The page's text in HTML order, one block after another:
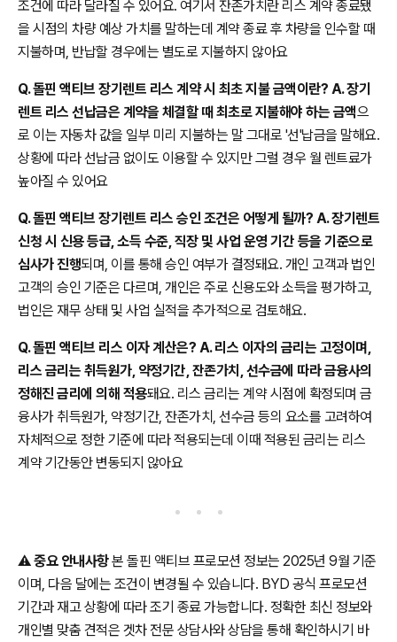
조건에 따라 달라질 수 있어요. 여기서 잔존가치란 리스 계약 종료됐
을 시점의 차량 예상 가치를 말하는데 계약 종료 후 차량을 인수할 때
지불하며, 반납할 경우에는 별도로 지불하지 않아요
Q. 돌핀 액티브 장기렌트 리스 계약 시 최초 지불 금액이란? A. 장기
렌트 리스 선납금은 계약을 체결할 때 최초로 지불해야 하는 금액으
로 이는 자동차 값을 일부 미리 지불하는 말 그대로 '선'납금을 말해요.
상황에 따라 선납금 없이도 이용할 수 있지만 그럴 경우 월 렌트료가
높아질 수 있어요
Q. 돌핀 액티브 장기렌트 리스 승인 조건은 어떻게 될까? A. 장기렌트
신청 시 신용 등급, 소득 수준, 직장 및 사업 운영 기간 등을 기준으로
심사가 진행되며, 이를 통해 승인 여부가 결정돼요. 개인 고객과 법인
고객의 승인 기준은 다르며, 개인은 주로 신용도와 소득을 평가하고,
법인은 재무 상태 및 사업 실적을 추가적으로 검토해요.
Q. 돌핀 액티브 리스 이자 계산은? A. 리스 이자의 금리는 고정이며,
리스 금리는 취득원가, 약정기간, 잔존가치, 선수금에 따라 금융사의
정해진 금리에 의해 적용돼요. 리스 금리는 계약 시점에 확정되며 금
융사가 취득원가, 약정기간, 잔존가치, 선수금 등의 요소를 고려하여
자체적으로 정한 기준에 따라 적용되는데 이때 적용된 금리는 리스
계약 기간동안 변동되지 않아요
⚠️중요 안내사항본 돌핀 액티브 프로모션 정보는 2025년 9월 기준
이며, 다음 달에는 조건이 변경될 수 있습니다. BYD 공식 프로모션
기간과 재고 상황에 따라 조기 종료 가능합니다. 정확한 최신 정보와
개인별 맞춤 견적은 겟차 전문 상담사와 상담을 통해 확인하시기 바